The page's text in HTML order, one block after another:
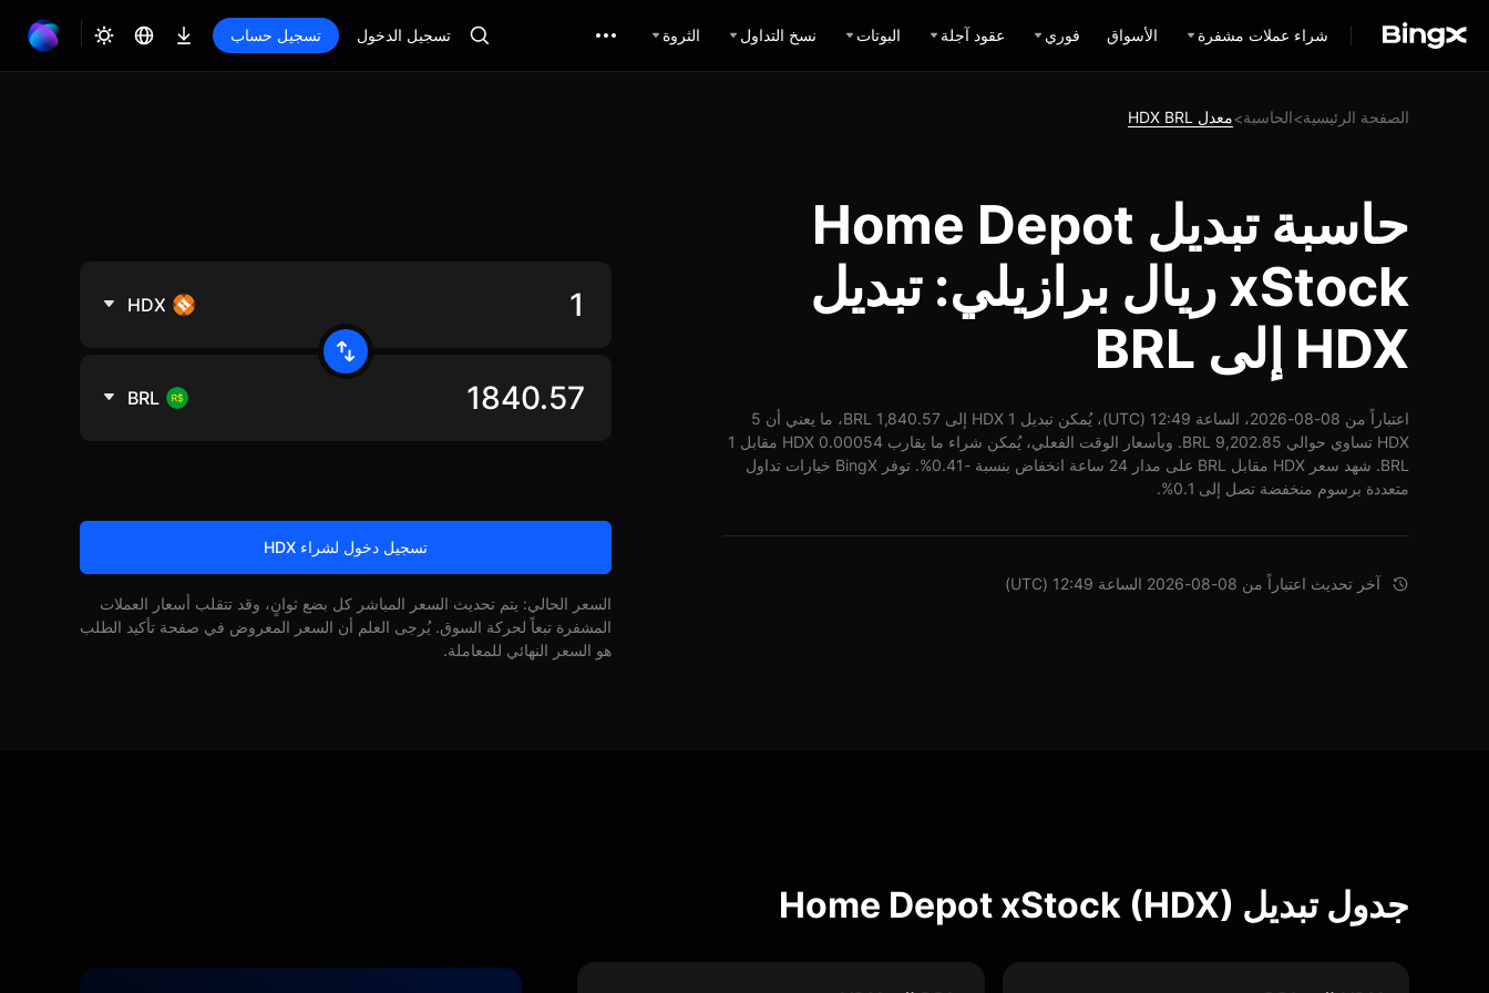
شراء عملات مشفرة الأسواق فوري عقود آجلة البوتات نسخ التداول الثروة تسجيل الدخول تسجيل حساب
الصفحة الرئيسية>الحاسبة>معدل HDX BRL
حاسبة تبديل Home Depot
xStock ريال برازيلي: تبديل
HDX إلى BRL
اعتباراً من 08-08-2026، الساعة 12:49 (UTC)، يُمكن تبديل 1 HDX إلى 1,840.57 BRL، ما يعني أن 5
HDX تساوي حوالي 9,202.85 BRL. وبأسعار الوقت الفعلي، يُمكن شراء ما يقارب 0.00054 HDX مقابل 1
BRL. شهد سعر HDX مقابل BRL على مدار 24 ساعة انخفاض بنسبة -0.41%. توفر BingX خيارات تداول
متعددة برسوم منخفضة تصل إلى 0.1%.
آخر تحديث اعتباراً من 08-08-2026 الساعة 12:49 (UTC)
HDX
BRL
تسجيل دخول لشراء HDX
السعر الحالي: يتم تحديث السعر المباشر كل بضع ثوانٍ، وقد تتقلب أسعار العملات
المشفرة تبعاً لحركة السوق. يُرجى العلم أن السعر المعروض في صفحة تأكيد الطلب
هو السعر النهائي للمعاملة.
جدول تبديل Home Depot xStock (HDX)